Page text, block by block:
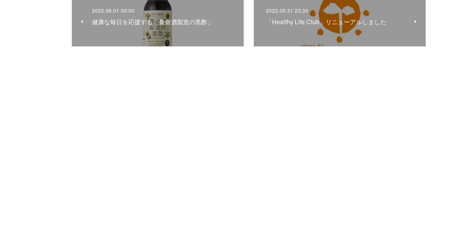
2022.06.01 00:00
健康な毎日を応援する「養命酒製造の黒酢」
2022.05.31 23:30
「Healthy Life Club」リニューアルしました